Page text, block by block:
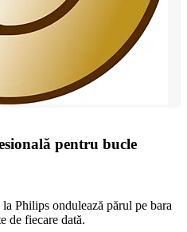
pentru bucle
Philips ondulează părul pe bara
de fiecare dată.